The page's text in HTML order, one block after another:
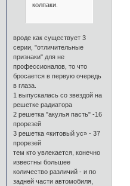
колпаки.
вроде как существует 3
серии, "отличительные
признаки" для не
профессионалов, то что
бросается в первую очередь
в глаза.
1 выпускалась со звездой на
решетке радиатора
2 решетка "акулья пасть" -16
прорезей
3 решетка «китовый ус» - 37
прорезей
тем кто увлекается, конечно
известны большее
количество различий - и по
задней части автомобиля,